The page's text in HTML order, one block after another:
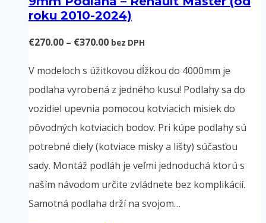
roku 2010-2024)
€270.00 – €370.00Price
through
bez DPH
V modeloch s úžitkovou dĺžkou do 4000mm je
podlaha vyrobená z jedného kusu! Podlahy sa do
vozidiel upevnia pomocou kotviacich misiek do
pôvodných kotviacich bodov. Pri kúpe podlahy sú
potrebné diely (kotviace misky a lišty) súčasťou
sady. Montáž podláh je veľmi jednoduchá ktorú s
naším návodom určite zvládnete bez komplikácií.
Samotná podlaha drží na svojom…